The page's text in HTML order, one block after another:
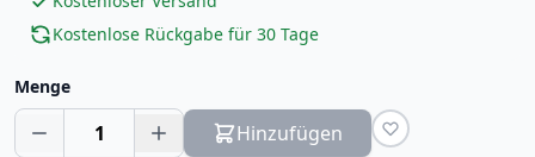
Kostenlose Rückgabe für 30 Tage
Menge
1 Hinzufügen